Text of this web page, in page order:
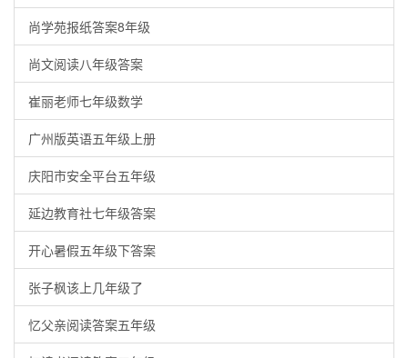
尚学苑报纸答案8年级
尚文阅读八年级答案
崔丽老师七年级数学
广州版英语五年级上册
庆阳市安全平台五年级
延边教育社七年级答案
开心暑假五年级下答案
张子枫该上几年级了
忆父亲阅读答案五年级